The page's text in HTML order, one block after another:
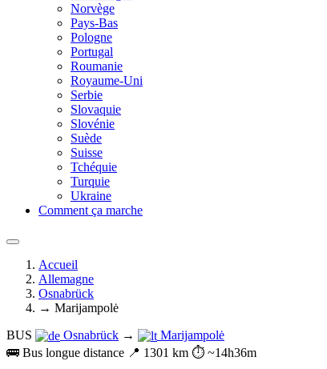
Norvège
Pays-Bas
Pologne
Portugal
Roumanie
Royaume-Uni
Serbie
Slovaquie
Slovénie
Suède
Suisse
Tchéquie
Turquie
Ukraine
Comment ça marche
Accueil
Allemagne
Osnabrück
→ Marijampolė
BUS
Osnabrück →
Marijampolė
🚌 Bus longue distance 📍 1301 km ⏱️ ~14h36m